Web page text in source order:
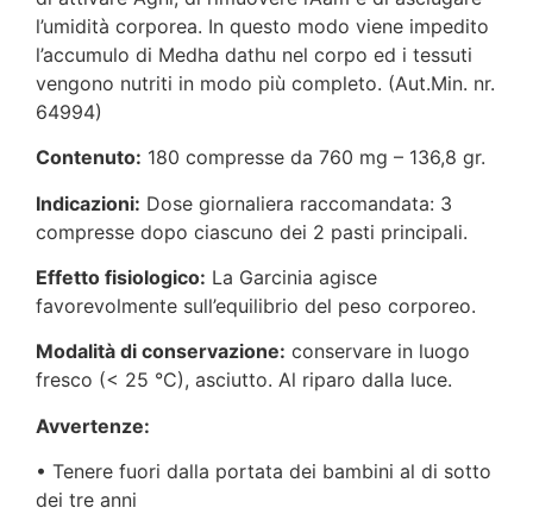
l’umidità corporea. In questo modo viene impedito
l’accumulo di Medha dathu nel corpo ed i tessuti
vengono nutriti in modo più completo. (Aut.Min. nr.
64994)
Contenuto: 180 compresse da 760 mg – 136,8 gr.
Indicazioni: Dose giornaliera raccomandata: 3
compresse dopo ciascuno dei 2 pasti principali.
Effetto fisiologico: La Garcinia agisce
favorevolmente sull’equilibrio del peso corporeo.
Modalità di conservazione: conservare in luogo
fresco (< 25 °C), asciutto. Al riparo dalla luce.
Avvertenze:
• Tenere fuori dalla portata dei bambini al di sotto
dei tre anni